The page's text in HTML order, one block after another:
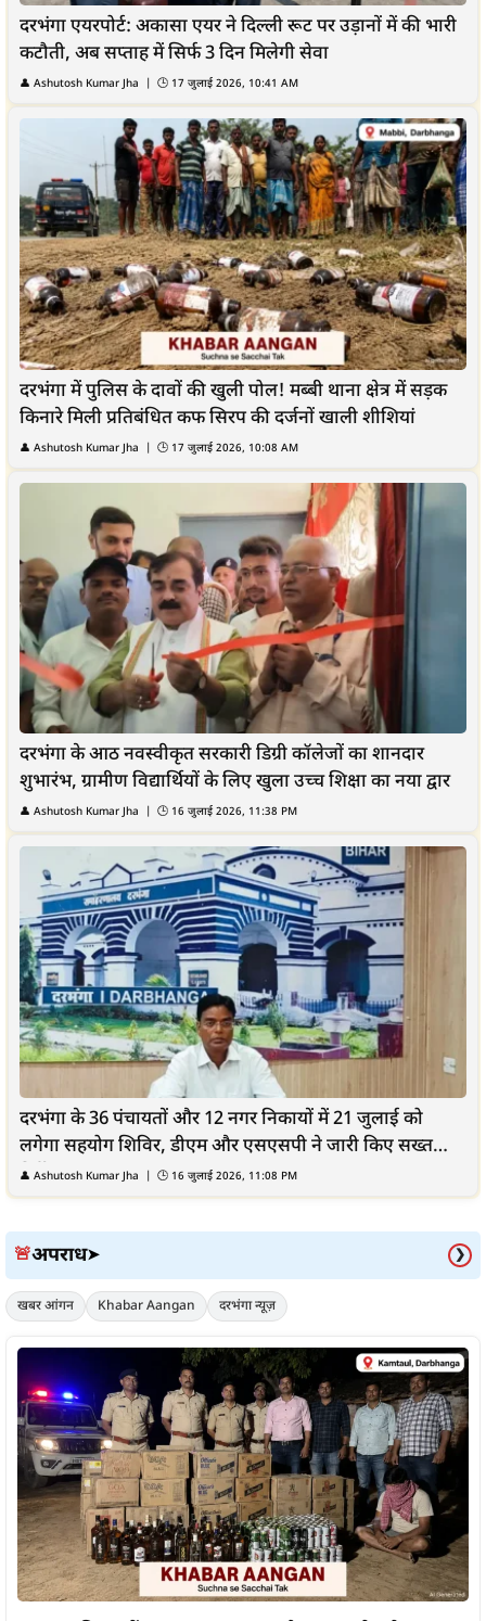
दरभंगा एयरपोर्ट: अकासा एयर ने दिल्ली रूट पर उड़ानों में की भारी
कटौती, अब सप्ताह में सिर्फ 3 दिन मिलेगी सेवा
👤 Ashutosh Kumar Jha | 🕒 17 जुलाई 2026, 10:41 AM
दरभंगा में पुलिस के दावों की खुली पोल! मब्बी थाना क्षेत्र में सड़क
किनारे मिली प्रतिबंधित कफ सिरप की दर्जनों खाली शीशियां
👤 Ashutosh Kumar Jha | 🕒 17 जुलाई 2026, 10:08 AM
दरभंगा के आठ नवस्वीकृत सरकारी डिग्री कॉलेजों का शानदार
शुभारंभ, ग्रामीण विद्यार्थियों के लिए खुला उच्च शिक्षा का नया द्वार
👤 Ashutosh Kumar Jha | 🕒 16 जुलाई 2026, 11:38 PM
दरभंगा के 36 पंचायतों और 12 नगर निकायों में 21 जुलाई को
लगेगा सहयोग शिविर, डीएम और एसएसपी ने जारी किए सख्त
निर्देश
👤 Ashutosh Kumar Jha | 🕒 16 जुलाई 2026, 11:08 PM
🚨अपराध➤ ❯
खबर आंगन Khabar Aangan दरभंगा न्यूज़